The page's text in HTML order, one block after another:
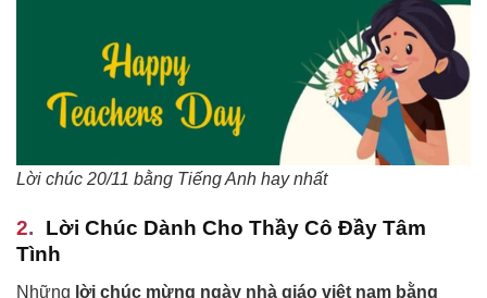
Lời chúc 20/11 bằng Tiếng Anh hay nhất
Lời Chúc Dành Cho Thầy Cô Đầy Tâm
Tình
Những lời chúc mừng ngày nhà giáo việt nam bằng